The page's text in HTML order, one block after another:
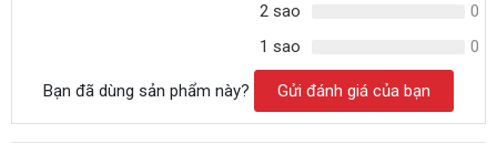
2 sao
0
1 sao
0
Bạn đã dùng sản phẩm này? Gửi đánh giá của bạn